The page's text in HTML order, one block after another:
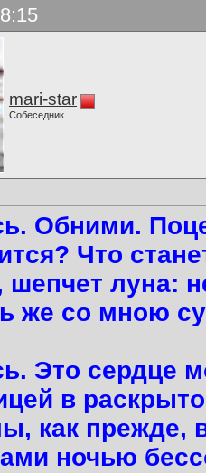
mari-star
Собеседник
Обними.
Что
луна:
же со мною
Это сердце
в
как прежде,
ночью